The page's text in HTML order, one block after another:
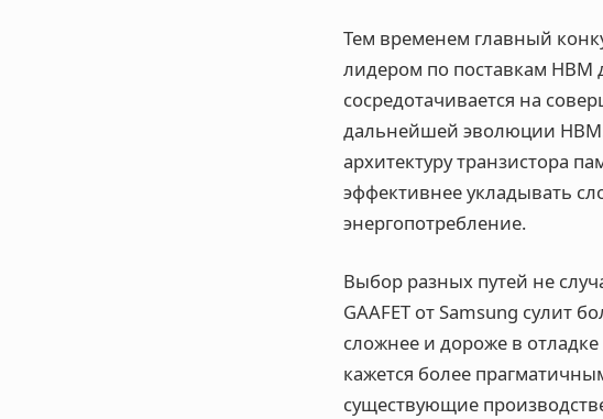
Тем временем главный
лидером по поставкам HBM
сосредотачивается на
дальнейшей эволюции
архитектуру транзистора
эффективнее укладывать
энергопотребление.
Выбор разных путей не
GAAFET от Samsung сулит
сложнее и дороже в
кажется более
существующие